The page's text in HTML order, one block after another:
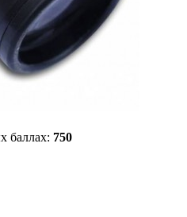
баллах: 750